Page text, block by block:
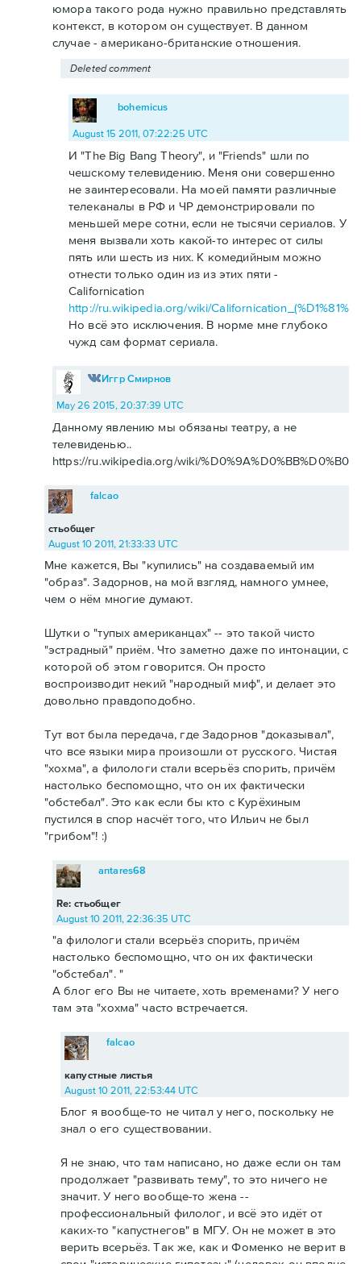
юмора такого рода нужно правильно представлять
контекст, в котором он существует. В данном
случае - американо-британские отношения.
Deleted comment
bohemicus
August 15 2011, 07:22:25 UTC
И "The Big Bang Theory", и "Friends" шли по
чешскому телевидению. Меня они совершенно
не заинтересовали. На моей памяти различные
телеканалы в РФ и ЧР демонстрировали по
меньшей мере сотни, если не тысячи сериалов. У
меня вызвали хоть какой-то интерес от силы
пять или шесть из них. К комедийным можно
отнести только один из из этих пяти -
Californication
http://ru.wikipedia.org/wiki/
Но всё это исключения. В норме мне глубоко
чужд сам формат сериала.
Иггр Смирнов
May 26 2015, 20:37:39 UTC
Данному явлению мы обязаны театру, а не
телевиденью..
https://ru.wikipedia.org/wiki/
стьобщег
falcao
August 10 2011, 21:33:33 UTC
Мне кажется, Вы "купились" на создаваемый им
"образ". Задорнов, на мой взгляд, намного умнее,
чем о нём многие думают.
Шутки о "тупых американцах" -- это такой чисто
"эстрадный" приём. Что заметно даже по интонации, с
которой об этом говорится. Он просто
воспроизводит некий "народный миф", и делает это
довольно правдоподобно.
Тут вот была передача, где Задорнов "доказывал",
что все языки мира произошли от русского. Чистая
"хохма", а филологи стали всерьёз спорить, причём
настолько беспомощно, что он их фактически
"обстебал". Это как если бы кто с Курёхиным
пустился в спор насчёт того, что Ильич не был
"грибом"! :)
Re: стьобщег
antares68
August 10 2011, 22:36:35 UTC
"а филологи стали всерьёз спорить, причём
настолько беспомощно, что он их фактически
"обстебал". "
А блог его Вы не читаете, хоть временами? У него
там эта "хохма" часто встречается.
капустные листья
falcao
August 10 2011, 22:53:44 UTC
Блог я вообще-то не читал у него, поскольку не
знал о его существовании.
Я не знаю, что там написано, но даже если он там
продолжает "развивать тему", то это ничего не
значит. У него вообще-то жена --
профессиональный филолог, и всё это идёт от
каких-то "капустнегов" в МГУ. Он не может в это
верить всерьёз. Так же, как и Фоменко не верит в